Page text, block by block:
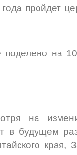
пройдет
поделено на
на
в будущем
края,